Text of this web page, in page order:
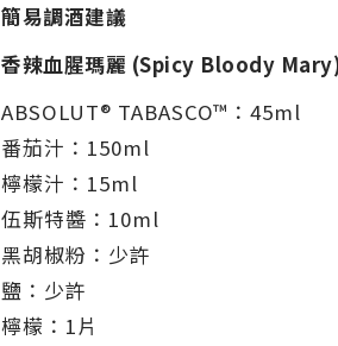
簡易調酒建議
香辣血腥瑪麗 (Spicy Bloody
ABSOLUT® TABASCO™：45ml
番茄汁：150ml
檸檬汁：15ml
伍斯特醬：10ml
黑胡椒粉：少許
鹽：少許
檸檬：1片